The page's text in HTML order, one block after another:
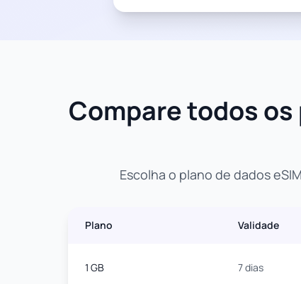
Compare todos
Escolha o plano de dados
Plano Validade
1 GB 7 dias